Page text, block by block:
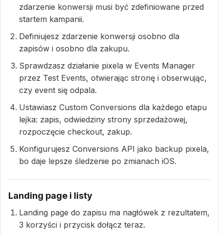
zdarzenie konwersji musi być zdefiniowane przed
startem kampanii.
Definiujesz zdarzenie konwersji osobno dla
zapisów i osobno dla zakupu.
Sprawdzasz działanie pixela w Events Manager
przez Test Events, otwierając stronę i obserwując,
czy event się odpala.
Ustawiasz Custom Conversions dla każdego etapu
lejka: zapis, odwiedziny strony sprzedażowej,
rozpoczęcie checkout, zakup.
Konfigurujesz Conversions API jako backup pixela,
bo daje lepsze śledzenie po zmianach iOS.
Landing page i listy
Landing page do zapisu ma nagłówek z rezultatem,
3 korzyści i przycisk dołącz teraz.